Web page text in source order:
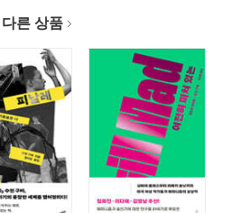
른 상품